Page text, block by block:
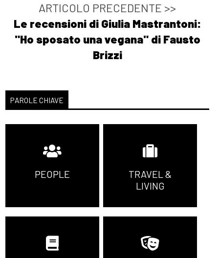
ARTICOLO PRECEDENTE >>
Le recensioni di Giulia Mastrantoni:
"Ho sposato una vegana" di Fausto
Brizzi
PAROLE CHIAVE
PEOPLE
TRAVEL &
LIVING